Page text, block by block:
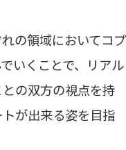
の領域においてコプ
いくことで、リアル
の双方の視点を持
が出来る姿を目指